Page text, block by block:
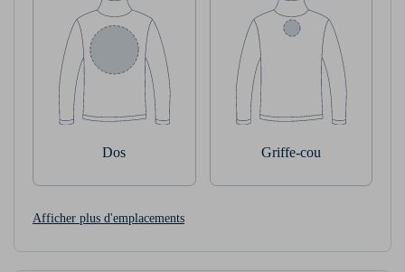
Dos Griffe-cou
Afficher plus d'emplacements